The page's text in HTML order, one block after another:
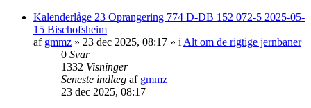
Kalenderlåge 23 Oprangering 774 D-DB 152 072-5 2025-05-
15 Bischofsheim
af gmmz » 23 dec 2025, 08:17 » i Alt om de rigtige jernbaner
0 Svar
1332 Visninger
Seneste indlæg af gmmz
23 dec 2025, 08:17